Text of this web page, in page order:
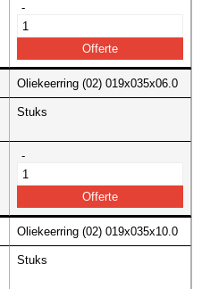
-
Oliekeerring (02) 019x035x06.0
Stuks
-
Oliekeerring (02) 019x035x10.0
Stuks